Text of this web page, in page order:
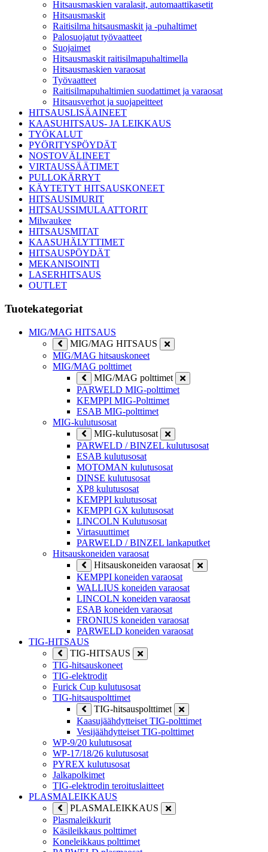
Hitsausmaskien varalasit, automaattikasetit
Hitsausmaskit
Raitisilma hitsausmaskit ja -puhaltimet
Palosuojatut työvaatteet
Suojaimet
Hitsausmaskit raitisilmapuhaltimella
Hitsausmaskien varaosat
Työvaatteet
Raitisilmapuhaltimien suodattimet ja varaosat
Hitsausverhot ja suojapeitteet
HITSAUSLISÄAINEET
KAASUHITSAUS- JA LEIKKAUS
TYÖKALUT
PYÖRITYSPÖYDÄT
NOSTOVÄLINEET
VIRTAUSSÄÄTIMET
PULLOKÄRRYT
KÄYTETYT HITSAUSKONEET
HITSAUSIMURIT
HITSAUSSIMULAATTORIT
Milwaukee
HITSAUSMITAT
KAASUHÄLYTTIMET
HITSAUSPÖYDÄT
MEKANISOINTI
LASERHITSAUS
OUTLET
Tuotekategoriat
MIG/MAG HITSAUS
MIG/MAG HITSAUS
MIG/MAG hitsauskoneet
MIG/MAG polttimet
MIG/MAG polttimet
PARWELD MIG-polttimet
KEMPPI MIG-Polttimet
ESAB MIG-polttimet
MIG-kulutusosat
MIG-kulutusosat
PARWELD / BINZEL kulutusosat
ESAB kulutusosat
MOTOMAN kulutusosat
DINSE kulutusosat
XP8 kulutusosat
KEMPPI kulutusosat
KEMPPI GX kulutusosat
LINCOLN Kulutusosat
Virtasuuttimet
PARWELD / BINZEL lankaputket
Hitsauskoneiden varaosat
Hitsauskoneiden varaosat
KEMPPI koneiden varaosat
WALLIUS koneiden varaosat
LINCOLN koneiden varaosat
ESAB koneiden varaosat
FRONIUS koneiden varaosat
PARWELD koneiden varaosat
TIG-HITSAUS
TIG-HITSAUS
TIG-hitsauskoneet
TIG-elektrodit
Furick Cup kulutusosat
TIG-hitsauspolttimet
TIG-hitsauspolttimet
Kaasujäähdytteiset TIG-polttimet
Vesijäähdytteiset TIG-polttimet
WP-9/20 kulutusosat
WP-17/18/26 kulutusosat
PYREX kulutusosat
Jalkapolkimet
TIG-elektrodin teroituslaitteet
PLASMALEIKKAUS
PLASMALEIKKAUS
Plasmaleikkurit
Käsileikkaus polttimet
Koneleikkaus polttimet